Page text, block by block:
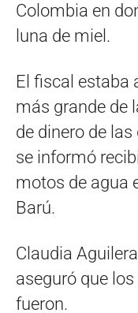
Colombia en
luna de miel.
El fiscal estaba
más grande de
de dinero de
se informó
motos de agua
Barú.
Claudia
aseguró que
fueron.